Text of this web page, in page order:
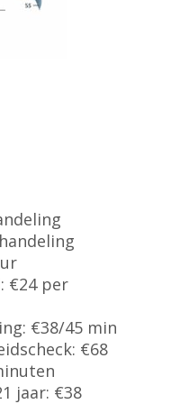
€24 per
€38/45 min
€68
jaar: €38